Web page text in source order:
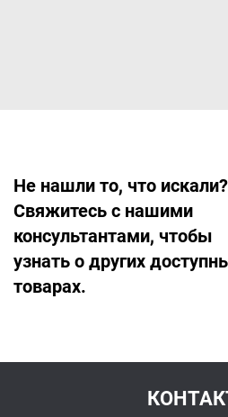
Не нашли то, что искали?
Свяжитесь с нашими
консультантами, чтобы
узнать о других
товарах.